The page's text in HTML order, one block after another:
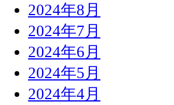
2024年8月
2024年7月
2024年6月
2024年5月
2024年4月